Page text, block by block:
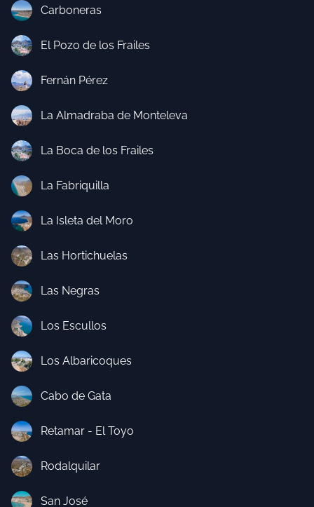
Carboneras
El Pozo de los Frailes
Fernán Pérez
La Almadraba de Monteleva
La Boca de los Frailes
La Fabriquilla
La Isleta del Moro
Las Hortichuelas
Las Negras
Los Escullos
Los Albaricoques
Cabo de Gata
Retamar - El Toyo
Rodalquilar
San José